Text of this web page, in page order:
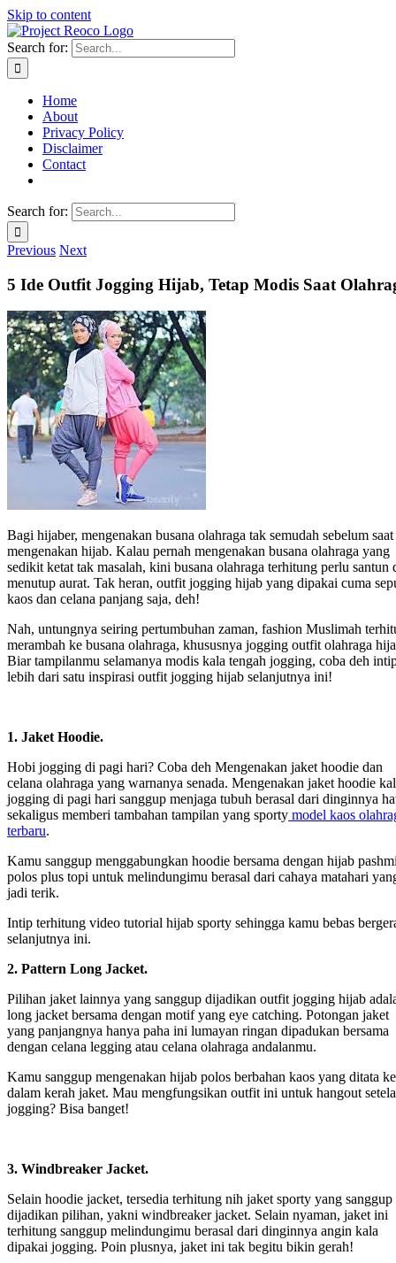
Skip to content
Search for:
Home
About
Privacy Policy
Disclaimer
Contact
Search for:
Previous Next
5 Ide Outfit Jogging Hijab, Tetap Modis Saat
Bagi hijaber, mengenakan busana olahraga tak semudah sebelum saat
mengenakan hijab. Kalau pernah mengenakan busana olahraga yang
sedikit ketat tak masalah, kini busana olahraga terhitung perlu santun
menutup aurat. Tak heran, outfit jogging hijab yang dipakai cuma
kaos dan celana panjang saja, deh!
Nah, untungnya seiring pertumbuhan zaman, fashion Muslimah
merambah ke busana olahraga, khususnya jogging outfit olahraga
Biar tampilanmu selamanya modis kala tengah jogging, coba deh
lebih dari satu inspirasi outfit jogging hijab selanjutnya ini!
1. Jaket Hoodie.
Hobi jogging di pagi hari? Coba deh Mengenakan jaket hoodie dan
celana olahraga yang warnanya senada. Mengenakan jaket hoodie
jogging di pagi hari sanggup menjaga tubuh berasal dari dinginnya
sekaligus memberi tambahan tampilan yang sporty model kaos
terbaru.
Kamu sanggup menggabungkan hoodie bersama dengan hijab
polos plus topi untuk melindungimu berasal dari cahaya matahari
jadi terik.
Intip terhitung video tutorial hijab sporty sehingga kamu bebas
selanjutnya ini.
2. Pattern Long Jacket.
Pilihan jaket lainnya yang sanggup dijadikan outfit jogging hijab
long jacket bersama dengan motif yang eye catching. Potongan jaket
yang panjangnya hanya paha ini lumayan ringan dipadukan bersama
dengan celana legging atau celana olahraga andalanmu.
Kamu sanggup mengenakan hijab polos berbahan kaos yang ditata ke
dalam kerah jaket. Mau mengfungsikan outfit ini untuk hangout
jogging? Bisa banget!
3. Windbreaker Jacket.
Selain hoodie jacket, tersedia terhitung nih jaket sporty yang sanggup
dijadikan pilihan, yakni windbreaker jacket. Selain nyaman, jaket ini
terhitung sanggup melindungimu berasal dari dinginnya angin kala
dipakai jogging. Poin plusnya, jaket ini tak begitu bikin gerah!